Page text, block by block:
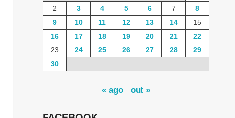
2
3 4 5 6 7
8
9
10 11 12 13 14
15
16
17 18 19 20 21
22
23
24 25 26 27 28
29
30
« ago out »